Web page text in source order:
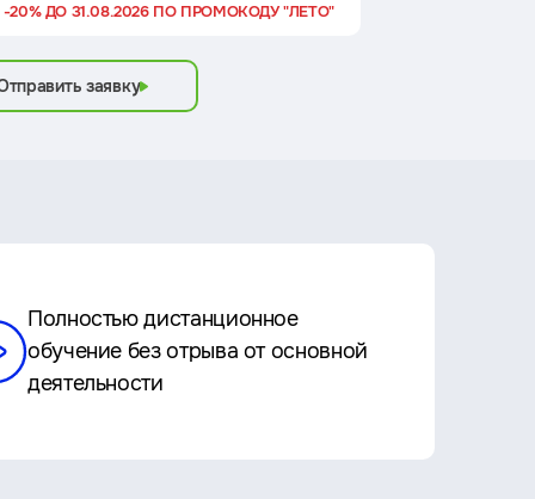
20% ДО 31.08.2026 ПО ПРОМОКОДУ "ЛЕТО"
заявку
Полностью дистанционное
обучение без отрыва от основной
деятельности